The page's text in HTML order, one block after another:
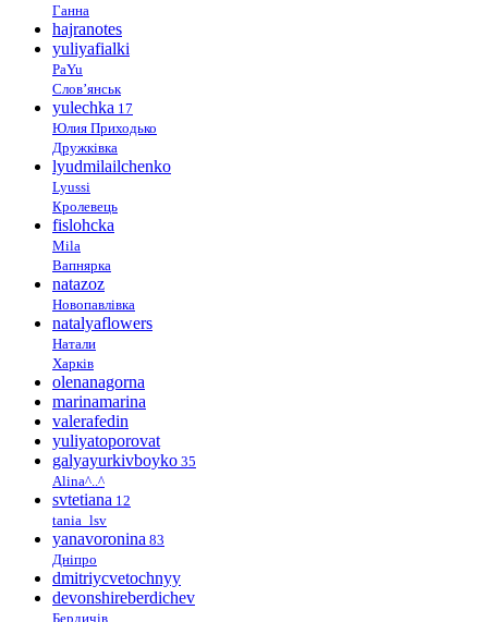
Ганна
hajranotes
yuliyafialki
PaYu
Слов’янськ
yulechka 17
Юлия Приходько
Дружківка
lyudmilailchenko
Lyussi
Кролевець
fislohcka
Mila
Вапнярка
natazoz
Новопавлівка
natalyaflowers
Натали
Харків
olenanagorna
marinamarina
valerafedin
yuliyatoporovat
galyayurkivboyko 35
Alina^..^
svtetiana 12
tania_lsv
yanavoronina 83
Дніпро
dmitriycvetochnyy
devonshireberdichev
Бердичів